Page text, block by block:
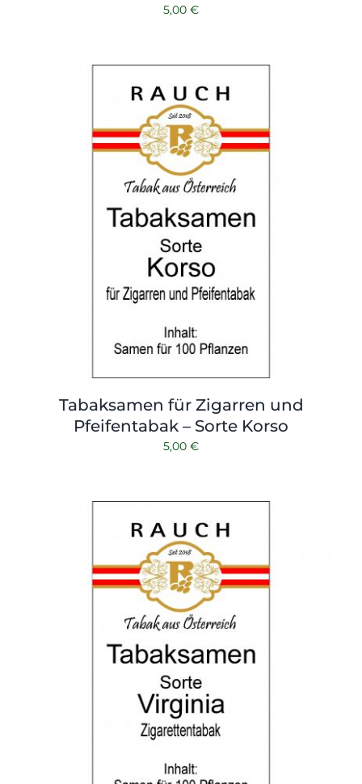
5,00 €
Tabaksamen für Zigarren und
Pfeifentabak – Sorte Korso
5,00 €